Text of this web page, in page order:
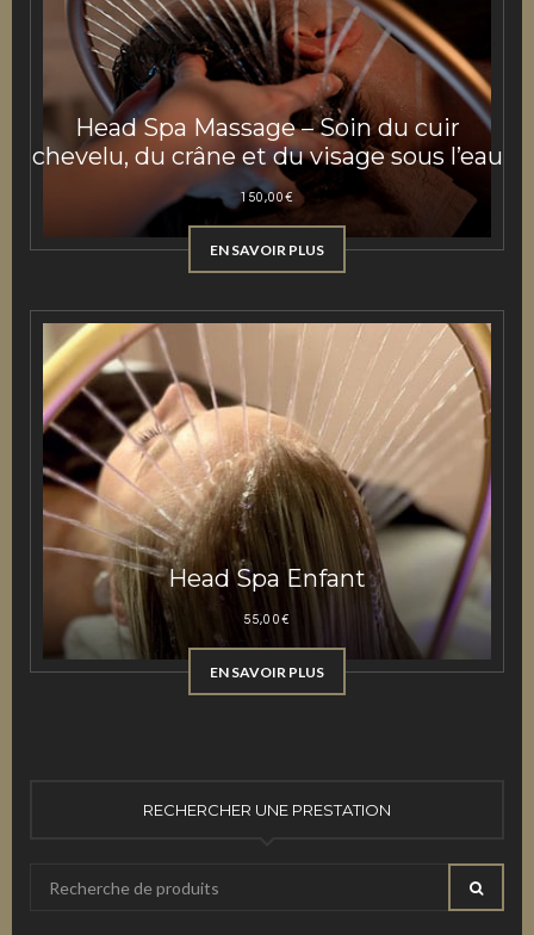
Head Spa Massage – Soin du cuir
chevelu, du crâne et du visage sous l’eau
150,00€
EN SAVOIR PLUS
Head Spa Enfant
55,00€
EN SAVOIR PLUS
RECHERCHER UNE PRESTATION